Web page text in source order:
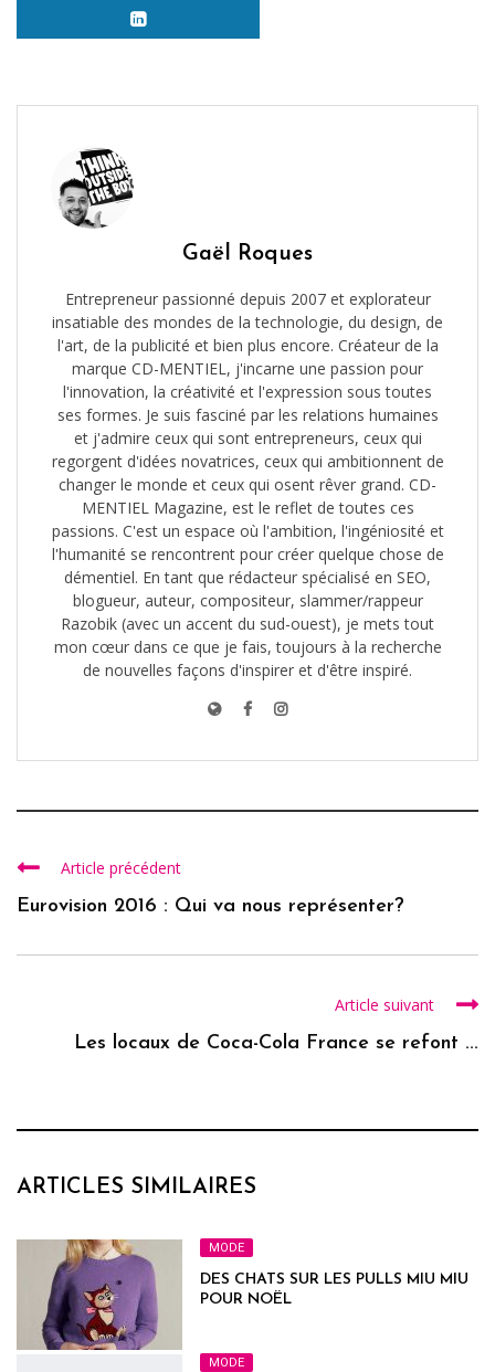
Gaël Roques
Entrepreneur passionné depuis 2007 et explorateur
insatiable des mondes de la technologie, du design, de
l'art, de la publicité et bien plus encore. Créateur de la
marque CD-MENTIEL, j'incarne une passion pour
l'innovation, la créativité et l'expression sous toutes
ses formes. Je suis fasciné par les relations humaines
et j'admire ceux qui sont entrepreneurs, ceux qui
regorgent d'idées novatrices, ceux qui ambitionnent de
changer le monde et ceux qui osent rêver grand. CD-
MENTIEL Magazine, est le reflet de toutes ces
passions. C'est un espace où l'ambition, l'ingéniosité et
l'humanité se rencontrent pour créer quelque chose de
démentiel. En tant que rédacteur spécialisé en SEO,
blogueur, auteur, compositeur, slammer/rappeur
Razobik (avec un accent du sud-ouest), je mets tout
mon cœur dans ce que je fais, toujours à la recherche
de nouvelles façons d'inspirer et d'être inspiré.
Article précédent
Eurovision 2016 : Qui va nous représenter?
Article suivant
Les locaux de Coca-Cola France se refont ...
ARTICLES SIMILAIRES
MODE
DES CHATS SUR LES PULLS MIU MIU
POUR NOËL
MODE